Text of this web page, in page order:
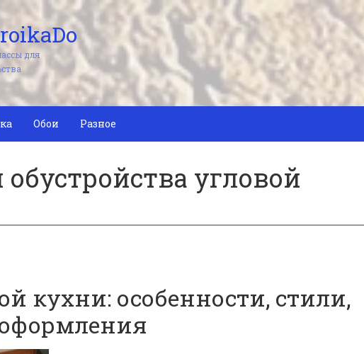
для
Обои Разное
угловой
кухни: особенности, стили,